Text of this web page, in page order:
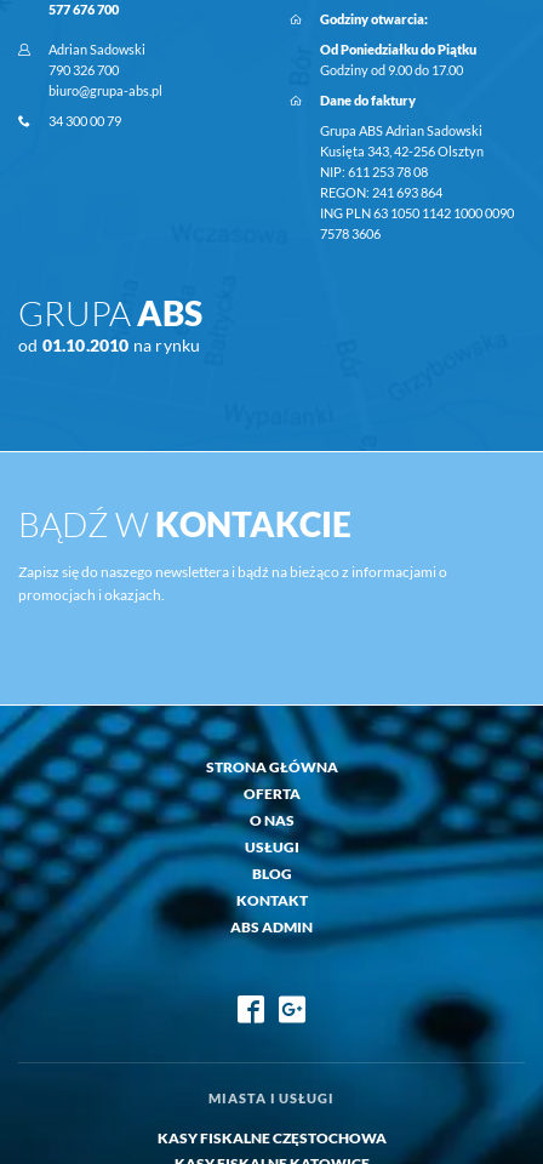
577 676 700
Adrian Sadowski
790 326 700
biuro@grupa-abs.pl
34 300 00 79
Godziny otwarcia:
Od Poniedziałku do Piątku
Godziny od 9.00 do 17.00
Dane do faktury
Grupa ABS Adrian Sadowski
Kusięta 343, 42-256 Olsztyn
NIP: 611 253 78 08
REGON: 241 693 864
ING PLN 63 1050 1142 1000 0090
7578 3606
GRUPAABS
od 01.10.2010 na rynku
BĄDŹ WKONTAKCIE
Zapisz się do naszego newslettera i bądź na bieżąco z informacjami o
promocjach i okazjach.
STRONA GŁÓWNA
OFERTA
O NAS
USŁUGI
BLOG
KONTAKT
ABS ADMIN
MIASTA I USŁUGI
KASY FISKALNE CZĘSTOCHOWA